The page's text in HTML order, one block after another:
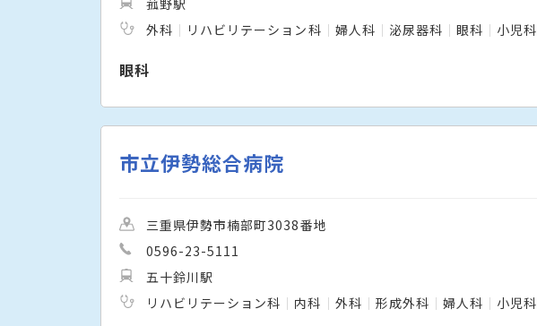
菰野駅
外科
リハビリテーション科 婦人科 泌尿器科 眼科 小児科
眼科
市立伊勢総合病院
三重県伊勢市楠部町3038番地
0596-23-5111
五十鈴川駅
リハビリテーション科
内科 外科 形成外科 婦人科 小児科